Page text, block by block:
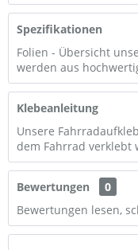
Spezifikationen
Folien - Übersicht
werden aus
Klebeanleitung
Unsere
dem Fahrrad verklebt
Bewertungen
0
Bewertungen lesen,